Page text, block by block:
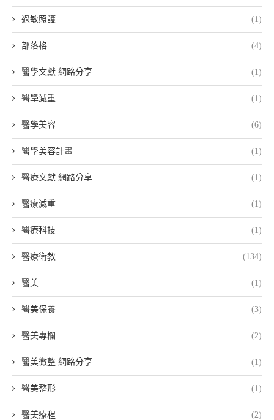
過敏照護 (1)
部落格 (4)
醫學文獻 網路分享 (1)
醫學減重 (1)
醫學美容 (6)
醫學美容計畫 (1)
醫療文獻 網路分享 (1)
醫療減重 (1)
醫療科技 (1)
醫療衛教 (134)
醫美 (1)
醫美保養 (3)
醫美專欄 (2)
醫美微整 網路分享 (1)
醫美整形 (1)
醫美療程 (2)